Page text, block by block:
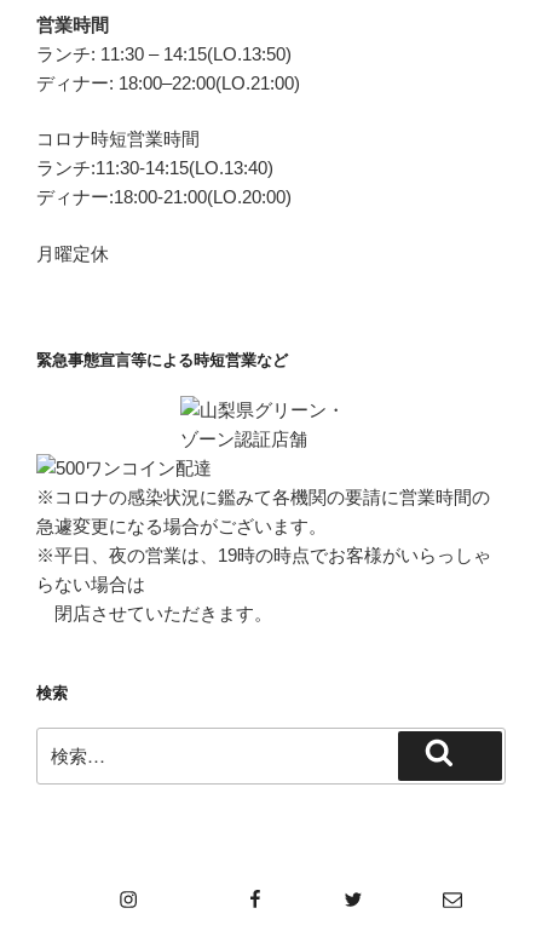
営業時間
ランチ: 11:30 – 14:15(LO.13:50)
ディナー: 18:00–22:00(LO.21:00)
コロナ時短営業時間
ランチ:11:30-14:15(LO.13:40)
ディナー:18:00-21:00(LO.20:00)
月曜定休
緊急事態宣言等による時短営業など
※コロナの感染状況に鑑みて各機関の要請に営業時間の
急遽変更になる場合がございます。
※平日、夜の営業は、19時の時点でお客様がいらっしゃ
らない場合は
閉店させていただきます。
検索
索:
索
メール